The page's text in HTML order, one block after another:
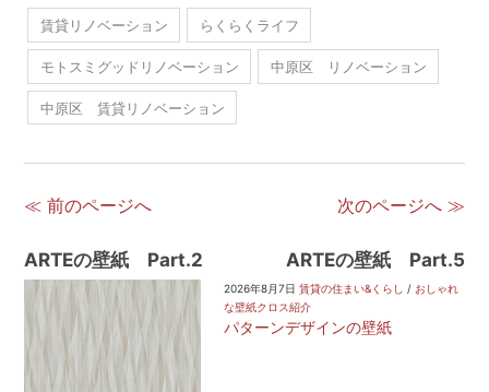
賃貸リノベーション らくらくライフ
モトスミグッドリノベーション 中原区 リノベーション
中原区 賃貸リノベーション
≪ 前のページへ 次のページへ ≫
ARTEの壁紙 Part.2 ARTEの壁紙 Part.5
2026年8月7日 賃貸の住まい&くらし / おしゃれ
な壁紙クロス紹介
パターンデザインの壁紙